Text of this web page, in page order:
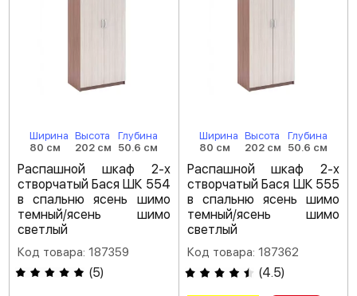
Ширина
80 см
Высота
202 см
Глубина
50.6 см
Распашной шкаф 2-х
створчатый Бася ШК 554
в спальню ясень шимо
темный/ясень шимо
светлый
Код товара: 187359
(5)
Ширина
80 см
Высота
202 см
Глубина
50.6 см
Распашной шкаф 2-х
створчатый Бася ШК 555
в спальню ясень шимо
темный/ясень шимо
светлый
Код товара: 187362
(4.5)